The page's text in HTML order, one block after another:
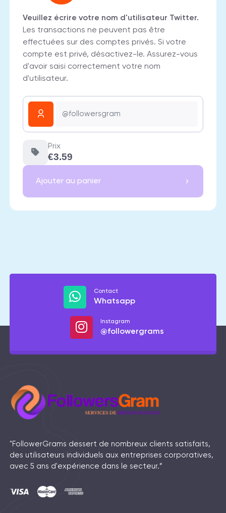
Veuillez écrire votre nom d'utilisateur Twitter.
Les transactions ne peuvent pas être
effectuées sur des comptes privés. Si votre
compte est privé, désactivez-le. Assurez-vous
d'avoir saisi correctement votre nom
d'utilisateur.
Prix
€3.59
Ajouter au panier
Contact
Whatsapp
Instagram
@followergrams
"FollowerGrams dessert de nombreux clients satisfaits,
des utilisateurs individuels aux entreprises corporatives,
avec 5 ans d'expérience dans le secteur.”